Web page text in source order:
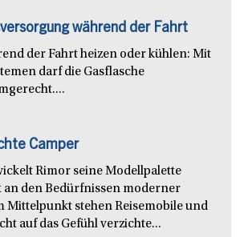
während der Fahrt
der Fahrt heizen oder kühlen: Mit
darf die Gasflasche
Camper
Rimor seine Modellpalette
den Bedürfnissen moderner
Mittelpunkt stehen Reisemobile und
auf das Gefühl verzichte...